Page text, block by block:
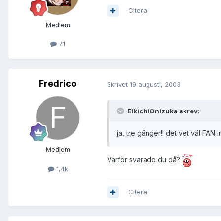
Medlem
71
Citera
Fredrico
Medlem
1,4k
Skrivet 19 augusti, 2003
EikichiOnizuka skrev:
ja, tre gånger!! det vet väl FAN
Varför svarade du då?
Citera